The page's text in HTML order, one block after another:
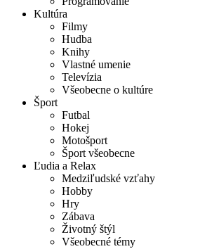
Kultúra
Filmy
Hudba
Knihy
Vlastné umenie
Televízia
Všeobecne o kultúre
Šport
Futbal
Hokej
Motošport
Šport všeobecne
Ľudia a Relax
Medziľudské vzťahy
Hobby
Hry
Zábava
Životný štýl
Všeobecné témy